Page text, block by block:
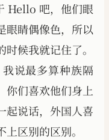
Hello 吧，他们眼
眼睛偶像色，所以
候我就记住了。
说最多算种族隔
你们喜欢他们身上
起说话，外国人喜
区别的区别。